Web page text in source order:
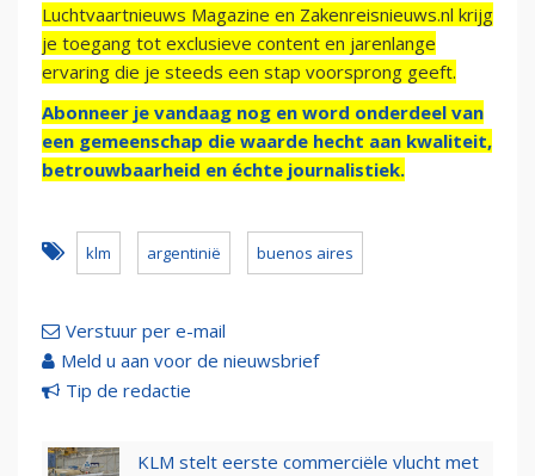
Luchtvaartnieuws Magazine en Zakenreisnieuws.nl krijg
je toegang tot exclusieve content en jarenlange
ervaring die je steeds een stap voorsprong geeft.
Abonneer je vandaag nog en word onderdeel van
een gemeenschap die waarde hecht aan kwaliteit,
betrouwbaarheid en échte journalistiek.
klm argentinië buenos aires
Verstuur per e-mail
Meld u aan voor de nieuwsbrief
Tip de redactie
KLM stelt eerste commerciële vlucht met